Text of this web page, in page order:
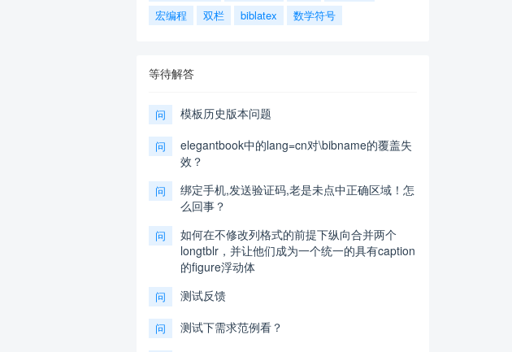
宏编程
双栏 biblatex 数学符号
等待解答
问 模板历史版本问题
问
elegantbook中的lang=cn对\bibname的覆盖失
效？
问
绑定手机,发送验证码,老是未点中正确区域！怎
么回事？
问
如何在不修改列格式的前提下纵向合并两个
longtblr，并让他们成为一个统一的具有caption
的figure浮动体
问 测试反馈
问 测试下需求范例看？